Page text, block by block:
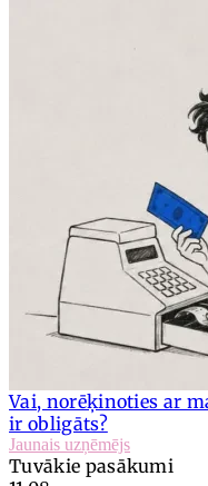
Vai, norēķinoties ar
ir obligāts?
Jaunais uzņēmējs
Tuvākie pasākumi